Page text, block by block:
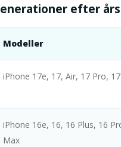
efter
Modeller
iPhone 17e, 17, Air, 17 Pro,
iPhone 16e, 16, 16 Plus, 16
Max